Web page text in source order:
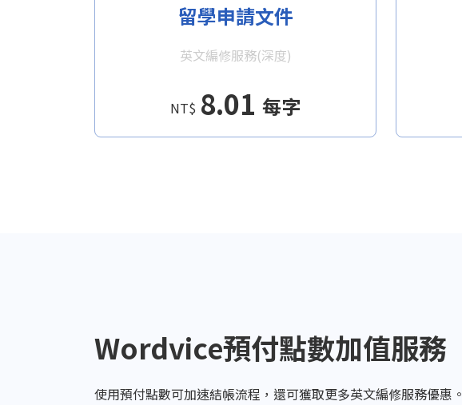
留學申請文件
英文編修服務(深度)
NT$ 8.01 每字
Wordvice預付點數加值服務
使用預付點數可加速結帳流程，還可獲取更多英文編修服務優惠。